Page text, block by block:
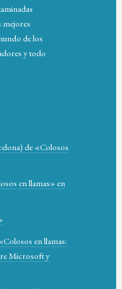
mejores
de los
y todo
de «Colosos
en llamas» en
en llamas:
Microsoft y